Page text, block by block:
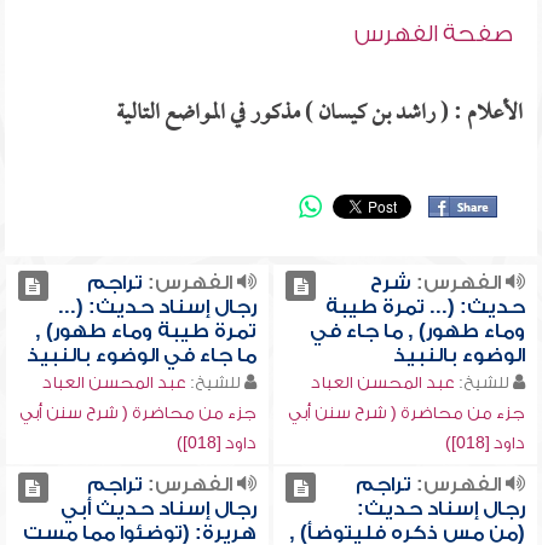
صفحة الفهرس
الأعلام : ( راشد بن كيسان ) مذكور في المواضع التالية
الفهرس: شرح
حديث: (... تمرة طيبة
وماء طهور) , ما جاء في
الوضوء بالنبيذ
للشيخ: عبد المحسن العباد
جزء من محاضرة ( شرح سنن أبي
داود [018])
الفهرس: تراجم
رجال إسناد حديث: (...
تمرة طيبة وماء طهور) ,
ما جاء في الوضوء بالنبيذ
للشيخ: عبد المحسن العباد
جزء من محاضرة ( شرح سنن أبي
داود [018])
الفهرس: تراجم
رجال إسناد حديث:
(من مس ذكره فليتوضأ) ,
الفهرس: تراجم
رجال إسناد حديث أبي
هريرة: (توضئوا مما مست